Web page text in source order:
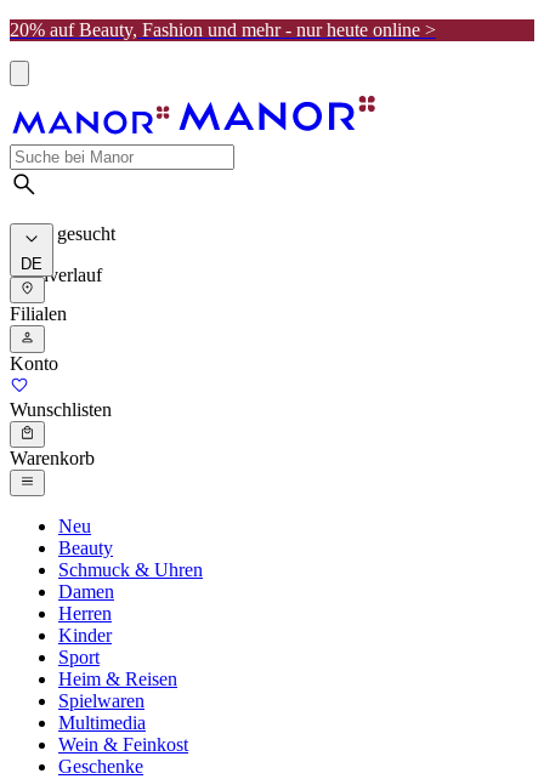
20% auf Beauty, Fashion und mehr - nur heute online >
Meist gesucht
Suchverlauf
DE
Filialen
Konto
Wunschlisten
Warenkorb
Neu
Beauty
Schmuck & Uhren
Damen
Herren
Kinder
Sport
Heim & Reisen
Spielwaren
Multimedia
Wein & Feinkost
Geschenke